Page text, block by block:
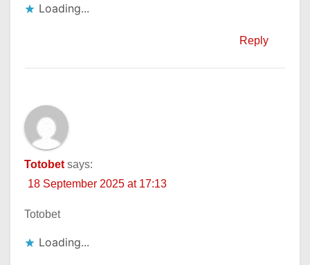
Loading...
Reply
Totobet says:
18 September 2025 at 17:13
Totobet
Loading...